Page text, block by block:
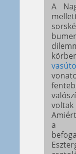
A
a